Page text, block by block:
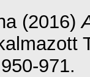
(2016)
971.